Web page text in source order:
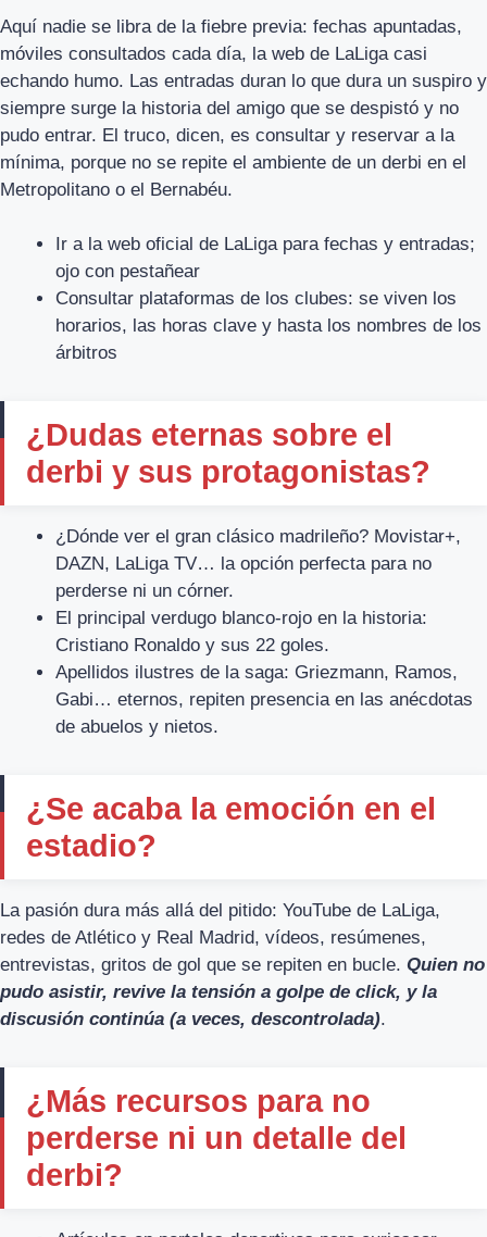
Aquí nadie se libra de la fiebre previa: fechas apuntadas,
móviles consultados cada día, la web de LaLiga casi
echando humo. Las entradas duran lo que dura un suspiro y
siempre surge la historia del amigo que se despistó y no
pudo entrar. El truco, dicen, es consultar y reservar a la
mínima, porque no se repite el ambiente de un derbi en el
Metropolitano o el Bernabéu.
Ir a la web oficial de LaLiga para fechas y entradas;
ojo con pestañear
Consultar plataformas de los clubes: se viven los
horarios, las horas clave y hasta los nombres de los
árbitros
¿Dudas eternas sobre el
derbi y sus protagonistas?
¿Dónde ver el gran clásico madrileño? Movistar+,
DAZN, LaLiga TV… la opción perfecta para no
perderse ni un córner.
El principal verdugo blanco-rojo en la historia:
Cristiano Ronaldo y sus 22 goles.
Apellidos ilustres de la saga: Griezmann, Ramos,
Gabi… eternos, repiten presencia en las anécdotas
de abuelos y nietos.
¿Se acaba la emoción en el
estadio?
La pasión dura más allá del pitido: YouTube de LaLiga,
redes de Atlético y Real Madrid, vídeos, resúmenes,
entrevistas, gritos de gol que se repiten en bucle. Quien no
pudo asistir, revive la tensión a golpe de click, y la
discusión continúa (a veces, descontrolada).
¿Más recursos para no
perderse ni un detalle del
derbi?